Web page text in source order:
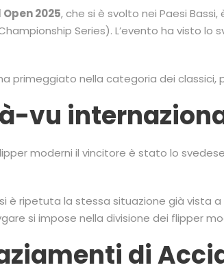
2025, che si è svolto nei Paesi
Series). L’evento ha visto
primeggiato nella categoria dei classici,
vu
moderni il vincitore è stato lo svedese
è ripetuta la stessa situazione già vista a
si impose nella divisione dei flipper
di